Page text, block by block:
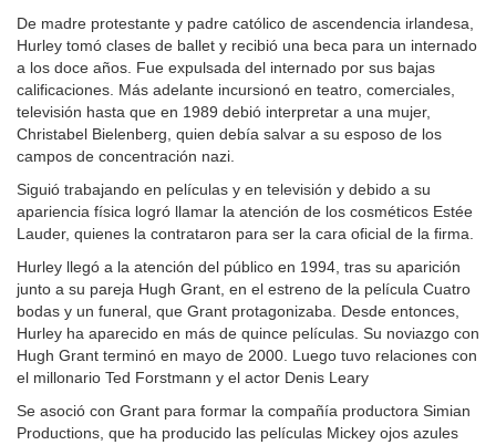
De madre protestante y padre católico de ascendencia irlandesa,
Hurley tomó clases de ballet y recibió una beca para un internado
a los doce años. Fue expulsada del internado por sus bajas
calificaciones. Más adelante incursionó en teatro, comerciales,
televisión hasta que en 1989 debió interpretar a una mujer,
Christabel Bielenberg, quien debía salvar a su esposo de los
campos de concentración nazi.
Siguió trabajando en películas y en televisión y debido a su
apariencia física logró llamar la atención de los cosméticos Estée
Lauder, quienes la contrataron para ser la cara oficial de la firma.
Hurley llegó a la atención del público en 1994, tras su aparición
junto a su pareja Hugh Grant, en el estreno de la película Cuatro
bodas y un funeral, que Grant protagonizaba. Desde entonces,
Hurley ha aparecido en más de quince películas. Su noviazgo con
Hugh Grant terminó en mayo de 2000. Luego tuvo relaciones con
el millonario Ted Forstmann y el actor Denis Leary
Se asoció con Grant para formar la compañía productora Simian
Productions, que ha producido las películas Mickey ojos azules